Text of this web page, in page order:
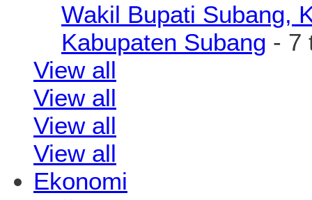
Wakil Bupati Subang,
Kabupaten Subang - 7
View all
View all
View all
View all
Ekonomi